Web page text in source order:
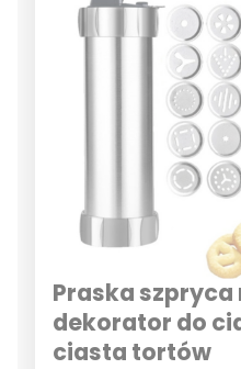
Praska
dekorator do
ciasta tortów